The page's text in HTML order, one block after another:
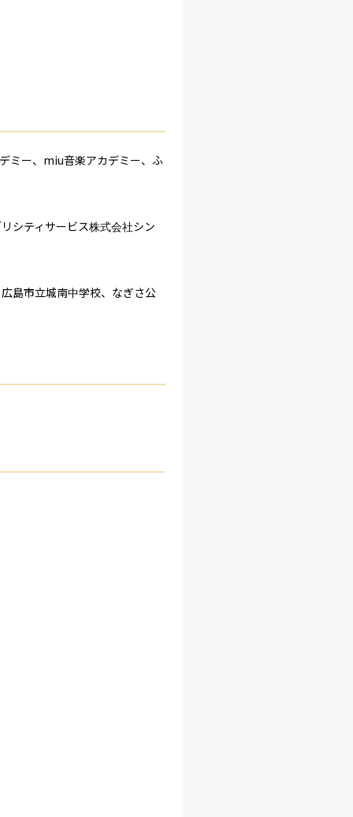
ミー、miu音楽アカデミー、ふ
シティサービス株式会社シン
島市立城南中学校、なぎさ公